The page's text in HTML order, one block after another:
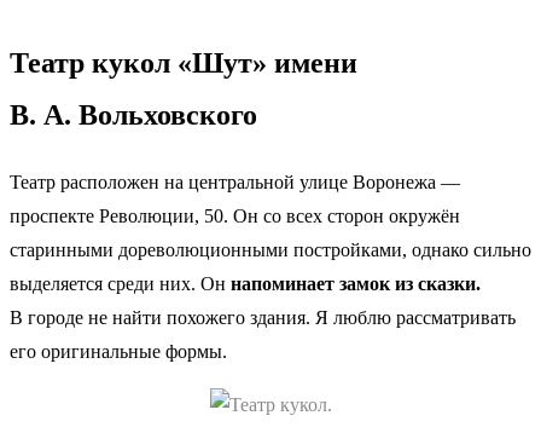
Театр кукол «Шут» имени
В. А. Вольховского
Театр расположен на центральной улице Воронежа —
проспекте Революции, 50. Он со всех сторон окружён
старинными дореволюционными постройками, однако сильно
выделяется среди них. Он напоминает замок из сказки.
В городе не найти похожего здания. Я люблю рассматривать
его оригинальные формы.